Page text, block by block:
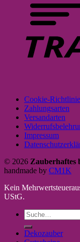
Cookie-
Zahlungsarten
Versandarten
Impressum
© 2026 Zauberhaftes
handmade by CM1K
Kein
UStG.
Suche
nach:
Dekozauber